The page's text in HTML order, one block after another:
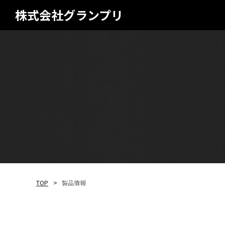
株式会社グランプリ
TOP 製品情報